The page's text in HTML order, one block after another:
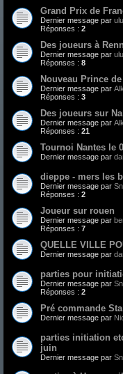
Grand Prix de
Dernier message par
Réponses : 2
Des joueurs à
Dernier message par
Réponses : 8
Nouveau Prince
Dernier message par
Réponses : 3
Des joueurs sur
Dernier message par
Réponses : 21
Tournoi Nantes le
Dernier message par
dieppe - mers les
Dernier message par
Réponses : 2
Joueur sur rouen
Dernier message par
Réponses : 7
QUELLE VILLE
Dernier message par
parties pour
Dernier message par
Réponses : 2
Pré commande
Dernier message par
parties initiation
juin
Dernier message par